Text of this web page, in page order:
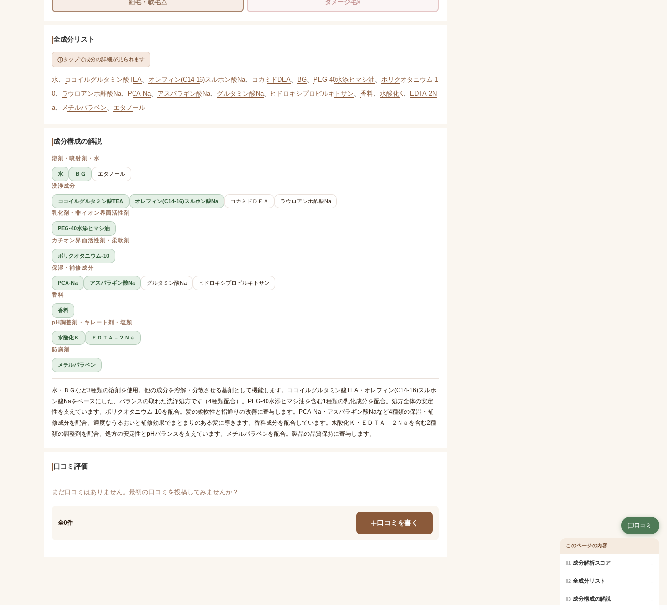
細毛・軟毛△ ダメージ毛×
全成分リスト
タップで成分の詳細が見られます
水、 ココイルグルタミン酸TEA、 オレフィン(C14-16)スルホン酸Na、 コカミドDEA、 BG、 PEG-40水添ヒマシ油、 ポリクオタニウム-1
0、 ラウロアンホ酢酸Na、 PCA-Na、 アスパラギン酸Na、 グルタミン酸Na、 ヒドロキシプロピルキトサン、 香料、 水酸化K、
EDTA-2N
a、 メチルパラベン、 エタノール
成分構成の解説
溶剤・噴射剤・水
水 ＢＧ
エタノール
洗浄成分
ココイルグルタミン酸TEA オレフィン(C14-16)スルホン酸Na コカミドＤＥＡ
ラウロアンホ酢酸Na
乳化剤・非イオン界面活性剤
PEG-40水添ヒマシ油
カチオン界面活性剤・柔軟剤
ポリクオタニウム-10
保湿・補修成分
PCA-Na アスパラギン酸Na グルタミン酸Na
ヒドロキシプロピルキトサン
香料
香料
pH調整剤・キレート剤・塩類
水酸化Ｋ
ＥＤＴＡ－２Ｎａ
防腐剤
メチルパラベン
水・ＢＧなど3種類の溶剤を使用。他の成分を溶解・分散させる基剤として機能します。ココイルグルタミン酸TEA・オレフィン(C14-16)スルホ
ン酸Naをベースにした、バランスの取れた洗浄処方です（4種類配合）。PEG-40水添ヒマシ油を含む1種類の乳化成分を配合。処方全体の安定
性を支えています。ポリクオタニウム-10を配合。髪の柔軟性と指通りの改善に寄与します。PCA-Na・アスパラギン酸Naなど4種類の保湿・補
修成分を配合。適度なうるおいと補修効果でまとまりのある髪に導きます。香料成分を配合しています。水酸化Ｋ・ＥＤＴＡ－２Ｎａを含む2種
類の調整剤を配合。処方の安定性とpHバランスを支えています。メチルパラベンを配合。製品の品質保持に寄与します。
口コミ評価
まだ口コミはありません。最初の口コミを投稿してみませんか？
全0件 口コミを書く 口コミ
このページの内容
01 成分解析スコア ↓
02 全成分リスト ↓
03 成分構成の解説 ↓